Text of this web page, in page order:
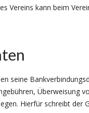
Vereins kann beim
seine
Überweisung
Hierfür schreibt der